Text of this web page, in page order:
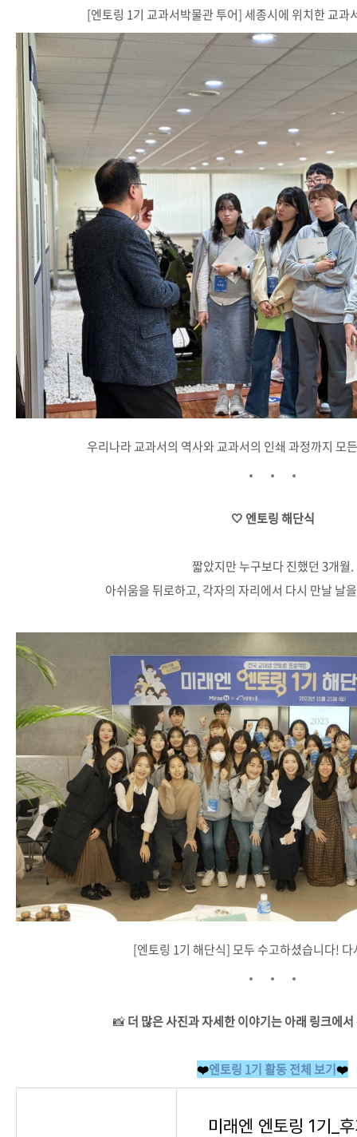
[엔토링 1기 교과서박물관 투어] 세종시에 위치한 교과
우리나라 교과서의 역사와 교과서의 인쇄 과정까지 모
🤍 엔토링 해단식
짧았지만 누구보다 진했던 3개월.
아쉬움을 뒤로하고, 각자의 자리에서 다시 만날 날
[엔토링 1기 해단식] 모두 수고하셨습니다!
📸더 많은 사진과 자세한 이야기는 아래 링크에
❤️엔토링 1기 활동 전체 보기❤️
미래엔 엔토링 1기_